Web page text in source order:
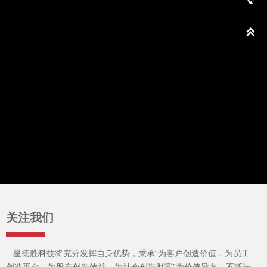
关注我们
星德胜科技将充分发挥自身优势，秉承“为客户创造价值，为员工
